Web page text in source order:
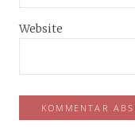
Website